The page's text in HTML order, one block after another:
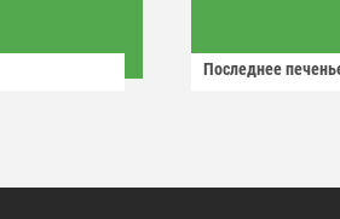
Последнее